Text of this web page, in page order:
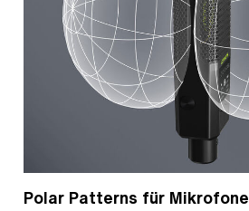
Polar Patterns für Mikrofone